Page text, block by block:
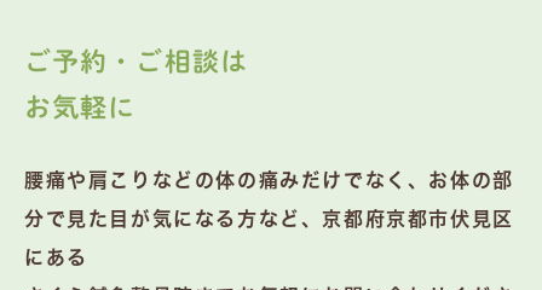
ご予約・ご相談は
お気軽に
腰痛や肩こりなどの体の痛みだけでなく、お体の部
分で見た目が気になる方など、京都府京都市伏見区
にある